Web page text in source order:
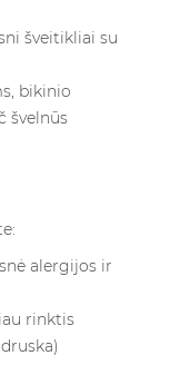
šveitikliai su
bikinio
švelnūs
alergijos ir
rinktis